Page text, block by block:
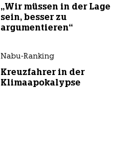
„Wir müssen in der Lage
sein, besser zu
argumentieren“
Nabu-Ranking
Kreuzfahrer in der
Klimaapokalypse